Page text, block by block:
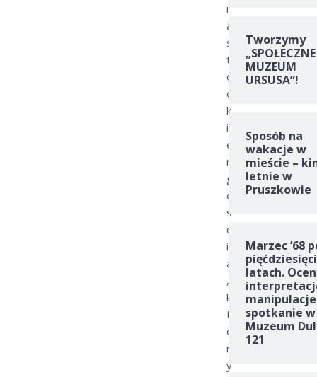
i
a
s
t
o
o
k
i
e
m
g
o
ś
c
i
a
,
k
t
ó
r
y
Tworzymy
„SPOŁECZNE
MUZEUM
URSUSA”!
Sposób na
wakacje w
mieście –
letnie w
Pruszkowie
Marzec ’68
latach.
spotkanie w
Muzeum
121